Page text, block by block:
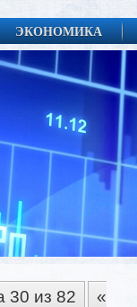
ЭКОНОМИКА
30 из 82
«